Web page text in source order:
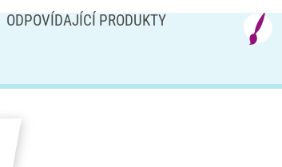
ODPOVÍDAJÍCÍ PRODUKTY